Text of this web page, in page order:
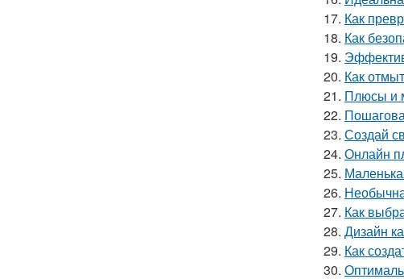
17. Как
18. Как
19.
20. Как
21. Плюсы и
22.
23. Создай
24. Онлайн
25.
26.
27. Как
28. Дизайн
29. Как
30.